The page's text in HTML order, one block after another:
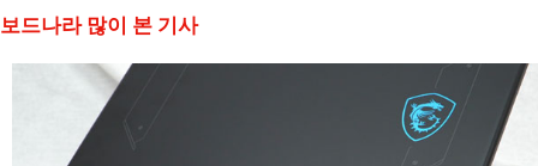
보드나라 많이 본 기사